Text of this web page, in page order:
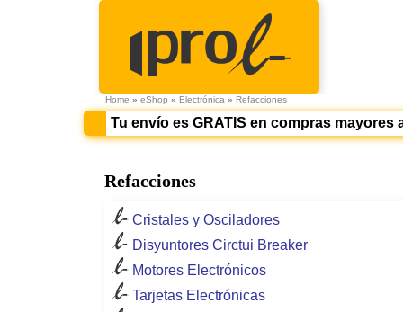
Home » eShop » Electrónica » Refacciones
Tu envío es GRATIS en compras mayores
Refacciones
Cristales y Osciladores
Disyuntores Circtui Breaker
Motores Electrónicos
Tarjetas Electrónicas